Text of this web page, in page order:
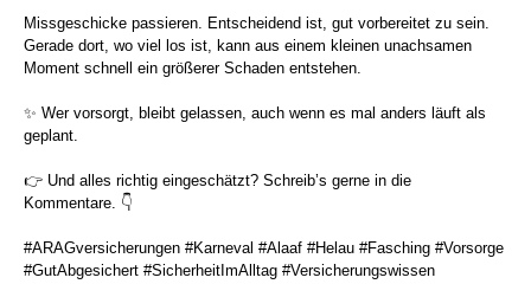
Missgeschicke passieren. Entscheidend ist, gut vorbereitet zu sein.
Gerade dort, wo viel los ist, kann aus einem kleinen unachsamen
Moment schnell ein größerer Schaden entstehen.
✨ Wer vorsorgt, bleibt gelassen, auch wenn es mal anders läuft als
geplant.
👉 Und alles richtig eingeschätzt? Schreib’s gerne in die
Kommentare. 👇
#ARAGversicherungen #Karneval #Alaaf #Helau #Fasching #Vorsorge
#GutAbgesichert #SicherheitImAlltag #Versicherungswissen